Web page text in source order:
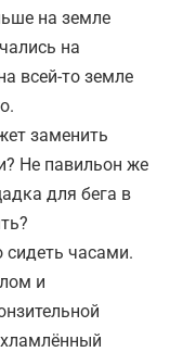
на земле
на
всей-то земле
заменить
Не павильон же
для бега в
часами.
и